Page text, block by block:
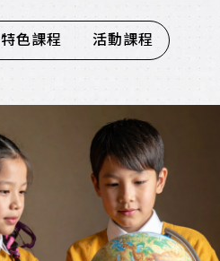
特色課程 活動課程